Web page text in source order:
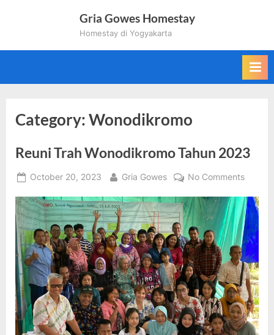
Gria Gowes Homestay
Homestay di Yogyakarta
Category:Wonodikromo
Reuni Trah Wonodikromo Tahun 2023
Posted
October 20, 2023 By
Gria Gowes No Commentson
Trah
Tahun
2023